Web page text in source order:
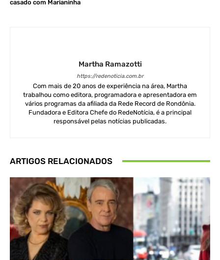
casado com Marianinha
Martha Ramazotti
https://redenoticia.com.br
Com mais de 20 anos de experiência na área, Martha
trabalhou como editora, programadora e apresentadora em
vários programas da afiliada da Rede Record de Rondônia.
Fundadora e Editora Chefe do RedeNotícia, é a principal
responsável pelas notícias publicadas.
ARTIGOS RELACIONADOS